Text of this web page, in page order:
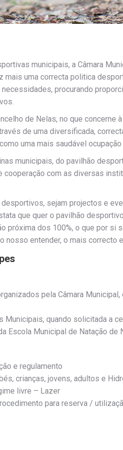
municipais, a Câmara
mais uma correcta politica
procurando
de Nelas, no que concerne
de uma diversificada,
uma mais saudável
municipais, do pavilhão
cooperação com as diversas
sejam projectos e
que quer o pavilhão
próxima dos 100%, o que por si
nosso entender, o mais correcto
pela Câmara
quando solicitada a
Escola Municipal de Natação de
e regulamento
crianças, jovens, adultos e
livre – Lazer
para reserva /